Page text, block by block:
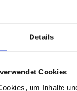
Details
Cookies
um Inhalte